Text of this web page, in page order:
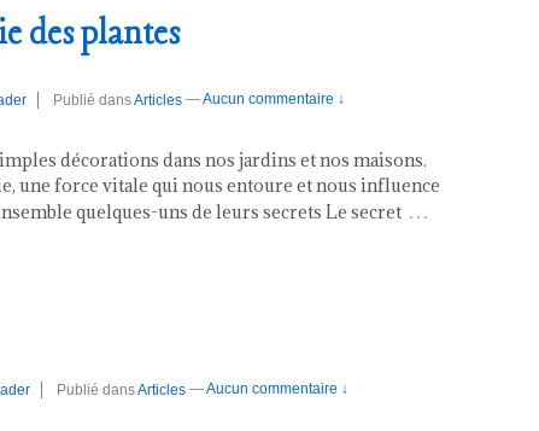
des plantes
Publié dansArticles —Aucun commentaire ↓
décorations dans nos jardins et nos maisons.
une force vitale qui nous entoure et nous influence
quelques-uns de leurs secrets Le secret …
Publié dansArticles —Aucun commentaire ↓